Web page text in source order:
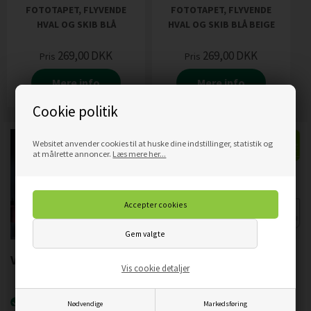
Cookie politik
Websitet anvender cookies til at huske dine indstillinger, statistik og
at målrette annoncer. Læs mere her...
Nødvendige Markedsføring
Vis cookie detaljer
FOTOTAPET, FLYVENDE
HVAL OG SKIB BLÅ
Pris 269,00 DKK
Mere info
FOTOTAPET, FLYVENDE
HVAL OG SKIB BLÅ BEIGE
Pris 269,00 DKK
Mere info
Vigtigste produktegenskaber:
Nyeste printteknologi